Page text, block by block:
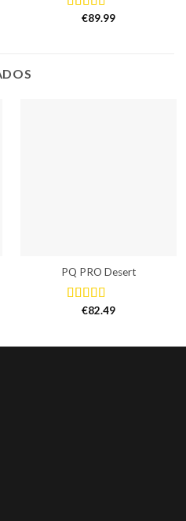
Avaliação
€89.99
PQ PRO Desert
Avaliação
€82.49